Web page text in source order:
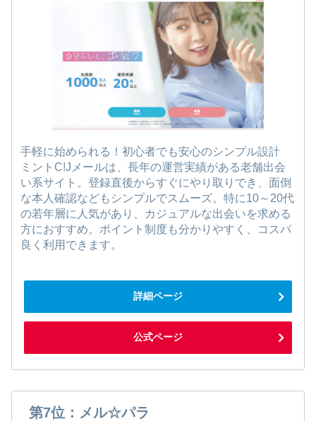
手軽に始められる！初心者でも安心のシンプル設計
ミントC!Jメールは、長年の運営実績がある老舗出会
い系サイト。登録直後からすぐにやり取りでき、面倒
な本人確認などもシンプルでスムーズ。特に10～20代
の若年層に人気があり、カジュアルな出会いを求める
方におすすめ。ポイント制度も分かりやすく、コスパ
良く利用できます。
詳細ページ
公式ページ
第7位：メル☆パラ